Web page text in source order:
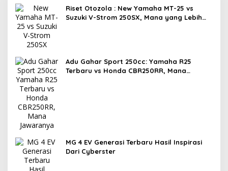
Riset Otozola : New Yamaha MT-25 vs
Suzuki V-Strom 250SX, Mana yang Lebih
Adu Gahar Sport 250cc: Yamaha R25
Terbaru vs Honda CBR250RR, Mana
MG 4 EV Generasi Terbaru Hasil Inspirasi
Dari Cyberster